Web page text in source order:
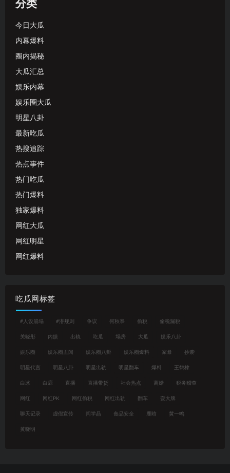
分类
今日大瓜
内幕爆料
圈内揭秘
大瓜汇总
娱乐内幕
娱乐圈大瓜
明星八卦
最新吃瓜
热搜追踪
热点事件
热门吃瓜
热门爆料
独家爆料
网红大瓜
网红明星
网红爆料
吃瓜网标签
#人设崩塌 #潜规则 争议 何秋亊 偷税 偷税漏税
关晓彤 内娱 出轨 吃瓜 塌房 大瓜 娱乐八卦
娱乐圈 娱乐圈丑闻 娱乐圈八卦 娱乐圈爆料 家暴 抄袭
明星代言 明星八卦 明星出轨 明星翻车 爆料 王鹤棣
白冰 白鹿 直播 直播带货 社会热点 离婚 税务稽查
网红 网红PK 网红偷税 网红出轨 翻车 耍大牌
聊天记录 虚假宣传 闫学晶 食品安全 鹿晗 黄一鸣
黄晓明